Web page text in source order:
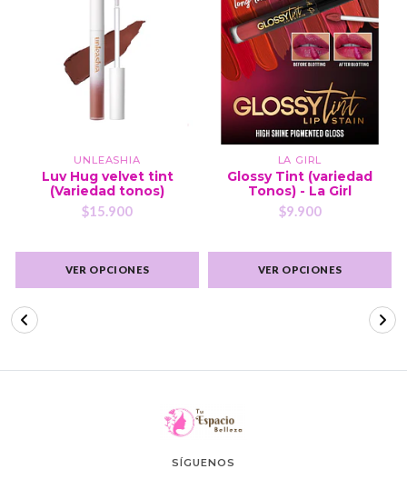
UNLEASHIA
Luv Hug velvet tint
(Variedad tonos)
$15.900
VER OPCIONES
LA GIRL
Glossy Tint (variedad
Tonos) - La Girl
$9.900
VER OPCIONES
SÍGUENOS